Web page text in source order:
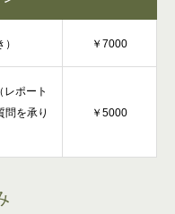
￥7000
レポート
問を承り
￥5000